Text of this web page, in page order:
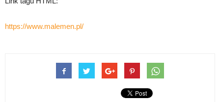
https://www.malemen.pl/